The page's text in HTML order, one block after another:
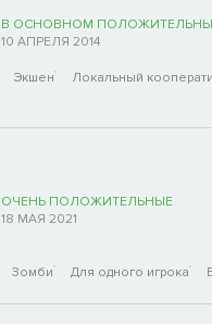
В ОСНОВНОМ
10 АПРЕЛЯ 2014
Экшен Локальный
ОЧЕНЬ ПОЛОЖИТЕЛЬНЫЕ
18 МАЯ 2021
Зомби Для одного игрока